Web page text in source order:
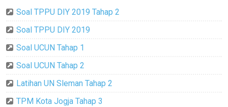
Soal TPPU DIY 2019 Tahap 2
Soal TPPU DIY 2019
Soal UCUN Tahap 1
Soal UCUN Tahap 2
Latihan UN Sleman Tahap 2
TPM Kota Jogja Tahap 3